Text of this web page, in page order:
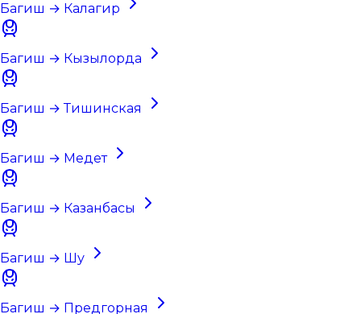
Багиш → Калагир
Багиш → Кызылорда
Багиш → Тишинская
Багиш → Медет
Багиш → Казанбасы
Багиш → Шу
Багиш → Предгорная